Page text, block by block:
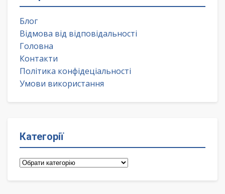
Блог
Відмова від відповідальності
Головна
Контакти
Політика конфідеціальності
Умови використання
Категорії
Категорії